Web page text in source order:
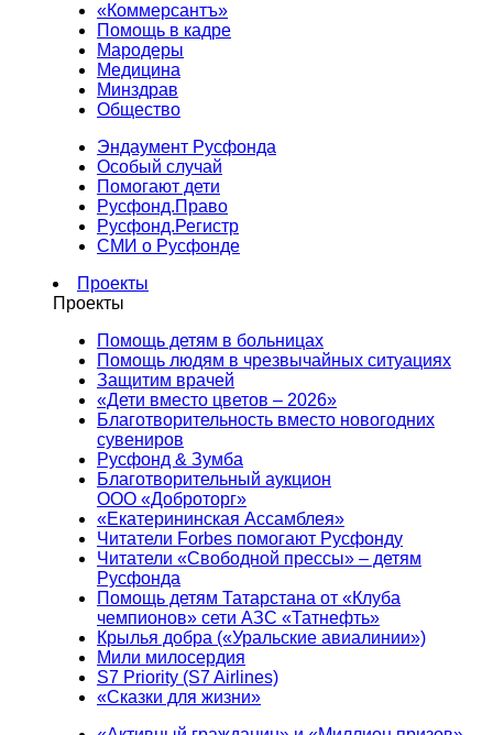
«Коммерсантъ»
Помощь в кадре
Мародеры
Медицина
Минздрав
Общество
Эндаумент Русфонда
Особый случай
Помогают дети
Русфонд.Право
Русфонд.Регистр
СМИ о Русфонде
Проекты
Проекты
Помощь детям в больницах
Помощь людям в чрезвычайных ситуациях
Защитим врачей
«Дети вместо цветов – 2026»
Благотворительность вместо новогодних
сувениров
Русфонд & Зумба
Благотворительный аукцион
ООО «Доброторг»
«Екатерининская Ассамблея»
Читатели Forbes помогают Русфонду
Читатели «Свободной прессы» – детям
Русфонда
Помощь детям Татарстана от «Клуба
чемпионов» сети АЗС «Татнефть»
Крылья добра («Уральские авиалинии»)
Мили милосердия
S7 Priority (S7 Airlines)
«Сказки для жизни»